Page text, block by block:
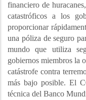
financiero de
catastróficos a los
proporcionar
una póliza de seguro
mundo que utiliza
gobiernos miembros la
catástrofe contra
más bajo posible. El
técnica del Banco